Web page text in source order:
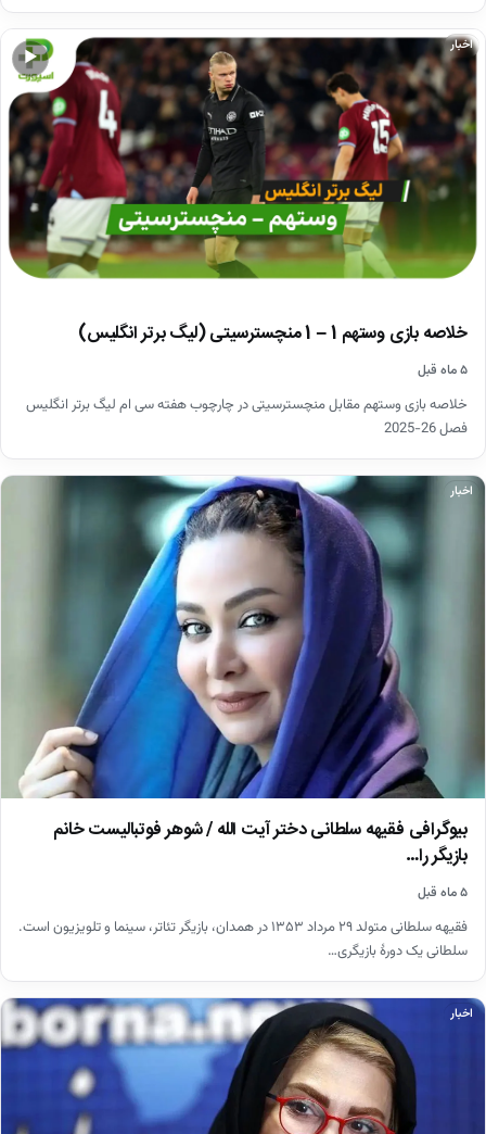
▶
اخبار
خلاصه بازی وستهم 1 – 1 منچسترسیتی (لیگ برتر انگلیس)
۵ ماه قبل
خلاصه بازی وستهم مقابل منچسترسیتی در چارچوب هفته سی ام لیگ برتر انگلیس
فصل 26-2025
اخبار
بیوگرافی فقیهه سلطانی دختر آیت الله / شوهر فوتبالیست خانم
بازیگر را…
۵ ماه قبل
فقیهه سلطانی متولد ۲۹ مرداد ۱۳۵۳ در همدان، بازیگر تئاتر، سینما و تلویزیون است.
سلطانی یک دورهٔ بازیگری…
اخبار